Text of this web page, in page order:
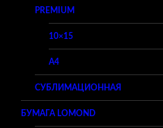
PREMIUM
10×15
A4
СУБЛИМАЦИОННАЯ
БУМАГА LOMOND